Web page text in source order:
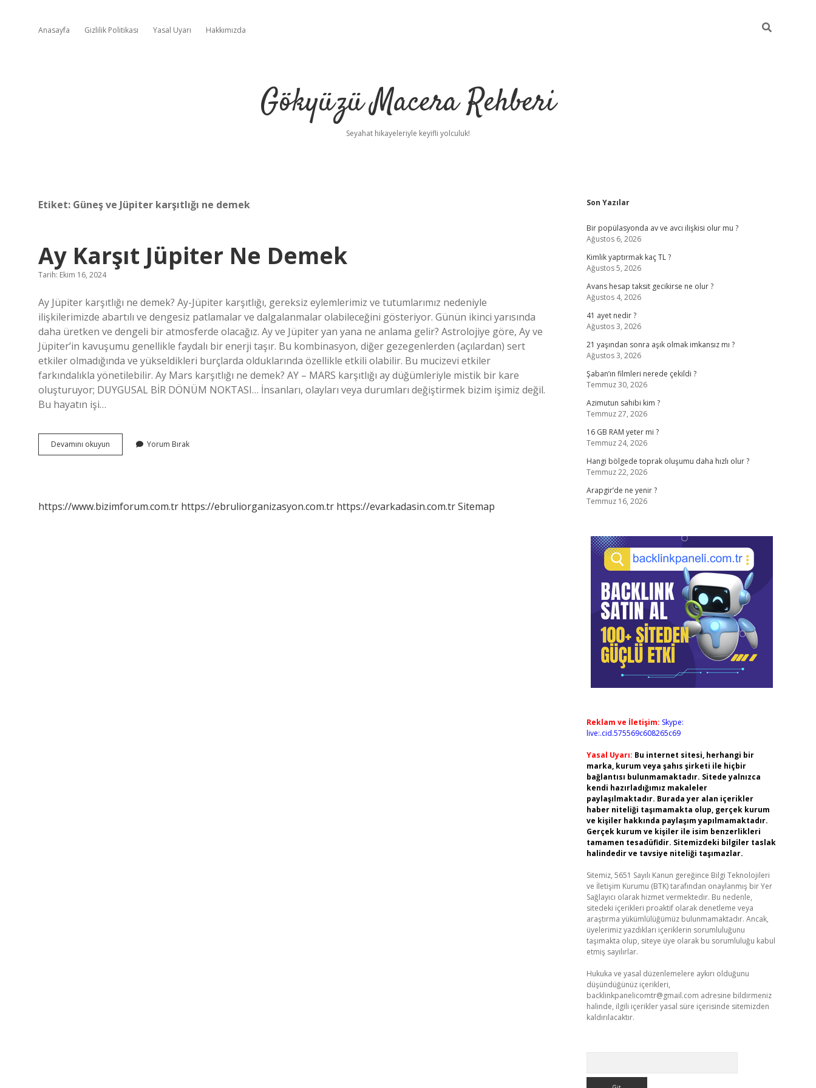
Anasayfa Gizlilik Politikası Yasal Uyarı Hakkımızda
Gökyüzü Macera Rehberi
Seyahat hikayeleriyle keyifli yolculuk!
Etiket: Güneş ve Jüpiter karşıtlığı ne demek
Ay Karşıt Jüpiter Ne Demek
Tarih: Ekim 16, 2024
Ay Jüpiter karşıtlığı ne demek? Ay-Jüpiter karşıtlığı, gereksiz eylemlerimiz ve tutumlarımız nedeniyle
ilişkilerimizde abartılı ve dengesiz patlamalar ve dalgalanmalar olabileceğini gösteriyor. Günün ikinci yarısında
daha üretken ve dengeli bir atmosferde olacağız. Ay ve Jüpiter yan yana ne anlama gelir? Astrolojiye göre, Ay ve
Jüpiter’in kavuşumu genellikle faydalı bir enerji taşır. Bu kombinasyon, diğer gezegenlerden (açılardan) sert
etkiler olmadığında ve yükseldikleri burçlarda olduklarında özellikle etkili olabilir. Bu mucizevi etkiler
farkındalıkla yönetilebilir. Ay Mars karşıtlığı ne demek? AY – MARS karşıtlığı ay düğümleriyle mistik bir kare
oluşturuyor; DUYGUSAL BİR DÖNÜM NOKTASI… İnsanları, olayları veya durumları değiştirmek bizim işimiz değil.
Bu hayatın işi…
Devamını okuyun
Karşıt
Yorum Bırak
https://www.bizimforum.com.tr https://ebruliorganizasyon.com.tr https://evarkadasin.com.trSitemap
Sidebar
Son Yazılar
Bir popülasyonda av ve avcı ilişkisi olur mu ?
Ağustos 6, 2026
Kimlik yaptırmak kaç TL ?
Ağustos 5, 2026
Avans hesap taksit gecikirse ne olur ?
Ağustos 4, 2026
41 ayet nedir ?
Ağustos 3, 2026
21 yaşından sonra aşık olmak imkansız mı ?
Ağustos 3, 2026
Şaban’ın filmleri nerede çekildi ?
Temmuz 30, 2026
Azimutun sahibi kim ?
Temmuz 27, 2026
16 GB RAM yeter mi ?
Temmuz 24, 2026
Hangi bölgede toprak oluşumu daha hızlı olur ?
Temmuz 22, 2026
Arapgir’de ne yenir ?
Temmuz 16, 2026
Reklam ve İletişim: Skype:
live:.cid.575569c608265c69
Yasal Uyarı: Bu internet sitesi, herhangi bir
marka, kurum veya şahıs şirketi ile hiçbir
bağlantısı bulunmamaktadır. Sitede yalnızca
kendi hazırladığımız makaleler
paylaşılmaktadır. Burada yer alan içerikler
haber niteliği taşımamakta olup, gerçek kurum
ve kişiler hakkında paylaşım yapılmamaktadır.
Gerçek kurum ve kişiler ile isim benzerlikleri
tamamen tesadüfidir. Sitemizdeki bilgiler taslak
halindedir ve tavsiye niteliği taşımazlar.
Sitemiz, 5651 Sayılı Kanun gereğince Bilgi Teknolojileri
ve İletişim Kurumu (BTK) tarafından onaylanmış bir Yer
Sağlayıcı olarak hizmet vermektedir. Bu nedenle,
sitedeki içerikleri proaktif olarak denetleme veya
araştırma yükümlülüğümüz bulunmamaktadır. Ancak,
üyelerimiz yazdıkları içeriklerin sorumluluğunu
taşımakta olup, siteye üye olarak bu sorumluluğu kabul
etmiş sayılırlar.
Hukuka ve yasal düzenlemelere aykırı olduğunu
düşündüğünüz içerikleri,
backlinkpanelicomtr@gmail.com adresine bildirmeniz
halinde, ilgili içerikler yasal süre içerisinde sitemizden
kaldırılacaktır.